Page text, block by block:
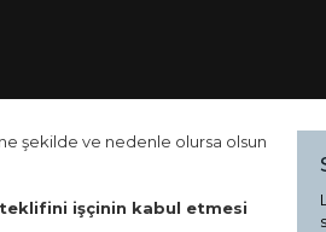
şekilde ve nedenle olursa olsun
işçinin kabul etmesi